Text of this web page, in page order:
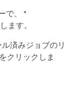
で、 *
ます。
済みジョブのリ
クリックしま